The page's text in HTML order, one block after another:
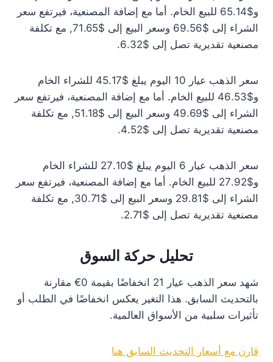
و$65.14 للبيع الخام. أما مع إضافة المصنعية، فيرتفع سعر
الشراء إلى $69.56 وسعر البيع إلى $71.65, مع تكلفة
مصنعية تقديرية تصل إلى $6.32.
سعر الذهب عيار 10 اليوم يبلغ $45.17 للشراء الخام
و$46.53 للبيع الخام. أما مع إضافة المصنعية، فيرتفع سعر
الشراء إلى $49.69 وسعر البيع إلى $51.18, مع تكلفة
مصنعية تقديرية تصل إلى $4.52.
سعر الذهب عيار 6 اليوم يبلغ $27.10 للشراء الخام
و$27.92 للبيع الخام. أما مع إضافة المصنعية، فيرتفع سعر
الشراء إلى $29.81 وسعر البيع إلى $30.71, مع تكلفة
مصنعية تقديرية تصل إلى $2.71.
تحليل حركة السوق
شهد سعر الذهب عيار 21 انخفاضًا بقيمة 0€ مقارنة
بالتحديث السابق. هذا التغير يعكس انخفاضًا في الطلب أو
تأثيرات سلبية من الأسواق العالمية.
قارن مع أسعار التحديث السابق هنا